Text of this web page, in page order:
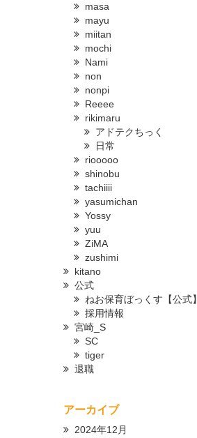
masa
mayu
miitan
mochi
Nami
non
nonpi
Reeee
rikimaru
アドテクちっく
日常
riooooo
shinobu
tachiiii
yasumichan
Yossy
yuu
ZiMA
zushimi
kitano
公式
ねお保育ぼっくす【公式】
採用情報
宮崎_S
SC
tiger
退職
アーカイブ
2024年12月